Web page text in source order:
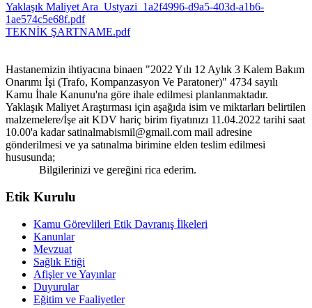
Yaklaşık Maliyet Ara_Ustyazi_1a2f4996-d9a5-403d-a1b6-
1ae574c5e68f.pdf
TEKNİK ŞARTNAME.pdf
Hastanemizin ihtiyacına binaen "2022 Yılı 12 Aylık 3 Kalem Bakım
Onarımı İşi (Trafo, Kompanzasyon Ve Paratoner)" 4734 sayılı
Kamu İhale Kanunu'na göre ihale edilmesi planlanmaktadır.
Yaklaşık Maliyet Araştırması için aşağıda isim ve miktarları belirtilen
malzemelere/İşe ait KDV hariç birim fiyatınızı 11.04.2022 tarihi saat
10.00'a kadar satinalmabismil@gmail.com mail adresine
gönderilmesi ve ya satınalma birimine elden teslim edilmesi
hususunda;
Bilgilerinizi ve gereğini rica ederim.
Etik Kurulu
Kamu Görevlileri Etik Davranış İlkeleri
Kanunlar
Mevzuat
Sağlık Etiği
Afişler ve Yayınlar
Duyurular
Eğitim ve Faaliyetler